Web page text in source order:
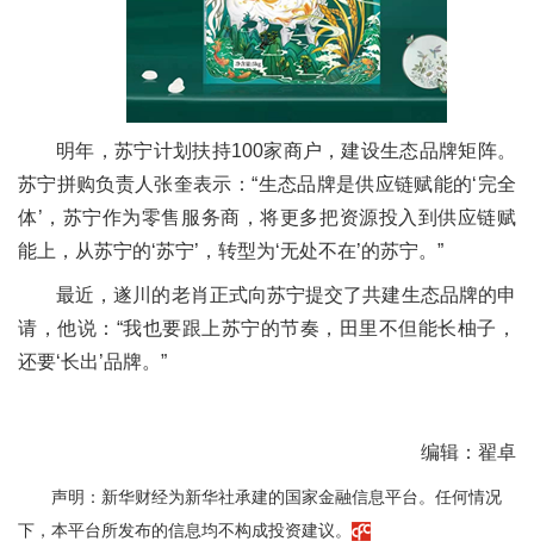
明年，苏宁计划扶持100家商户，建设生态品牌矩阵。
苏宁拼购负责人张奎表示：“生态品牌是供应链赋能的‘完全
体’，苏宁作为零售服务商，将更多把资源投入到供应链赋
能上，从苏宁的‘苏宁’，转型为‘无处不在’的苏宁。”
最近，遂川的老肖正式向苏宁提交了共建生态品牌的申
请，他说：“我也要跟上苏宁的节奏，田里不但能长柚子，
还要‘长出’品牌。”
编辑：翟卓
声明：新华财经为新华社承建的国家金融信息平台。任何情况
下，本平台所发布的信息均不构成投资建议。